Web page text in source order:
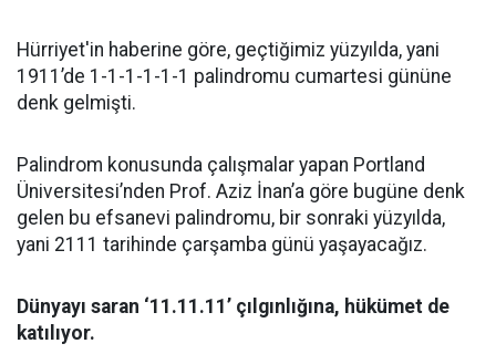
Hürriyet'in haberine göre, geçtiğimiz yüzyılda, yani
1911’de 1-1-1-1-1-1 palindromu cumartesi gününe
denk gelmişti.
Palindrom konusunda çalışmalar yapan Portland
Üniversitesi’nden Prof. Aziz İnan’a göre bugüne denk
gelen bu efsanevi palindromu, bir sonraki yüzyılda,
yani 2111 tarihinde çarşamba günü yaşayacağız.
Dünyayı saran ‘11.11.11’ çılgınlığına, hükümet de
katılıyor.